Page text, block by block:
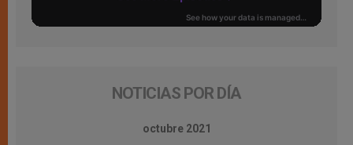
NOTICIAS POR DÍA
octubre 2021